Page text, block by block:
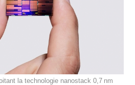
la technologie nanostack 0,7 nm